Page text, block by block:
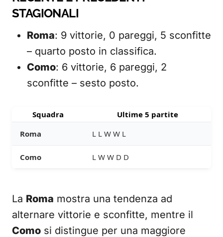
STAGIONALI
Roma: 9 vittorie, 0 pareggi, 5 sconfitte
– quarto posto in classifica.
Como: 6 vittorie, 6 pareggi, 2
sconfitte – sesto posto.
Squadra
Ultime 5 partite
Roma
L L W W L
Como L W W D D
La Roma mostra una tendenza ad
alternare vittorie e sconfitte, mentre il
Como si distingue per una maggiore